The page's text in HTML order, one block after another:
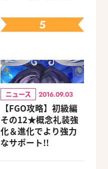
ェック
5
ニュース 2016.09.03
【FGO攻略】初級編
その12★概念礼装強
化＆進化でより強力
なサポート!!